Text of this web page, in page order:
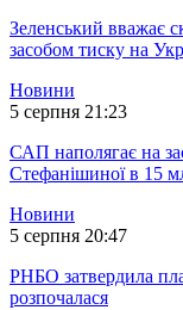
Зеленський вважає
засобом тиску на
Новини
5 серпня 21:23
САП наполягає на
Стефанішиної в 15
Новини
5 серпня 20:47
РНБО затвердила
розпочалася